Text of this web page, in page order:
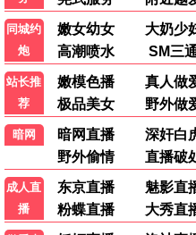
三体3
科幻 / 未来 / 史诗